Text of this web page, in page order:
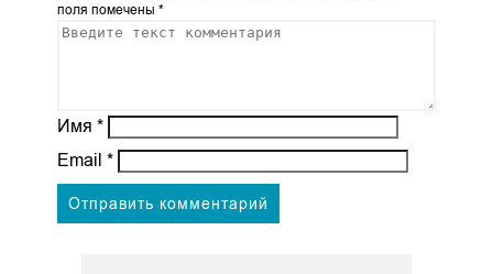
поля помечены *
Имя *
Email *